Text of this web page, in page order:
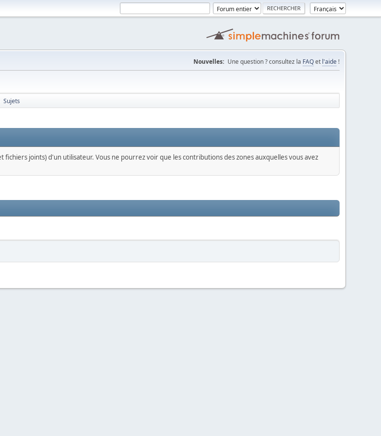
Nouvelles: Une question ? consultez la FAQet l'aide !
Sujets
joints) d'un utilisateur. Vous ne pourrez voir que les contributions des zones auxquelles vous avez